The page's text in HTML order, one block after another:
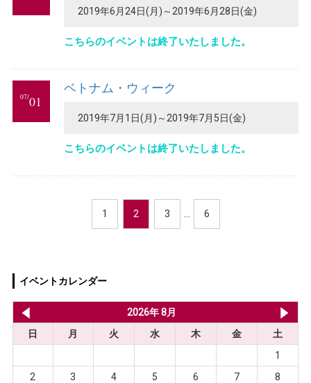
2019年6月24日(月)～2019年6月28日(金)
こちらのイベントは終了いたしました。
07/01
ベトナム・ウィーク
2019年7月1日(月)～2019年7月5日(金)
こちらのイベントは終了いたしました。
1 2 3 6
イベントカレンダー
2026年 8月
日
月 火 水 木 金
土
1
2
3 4 5 6 7
8